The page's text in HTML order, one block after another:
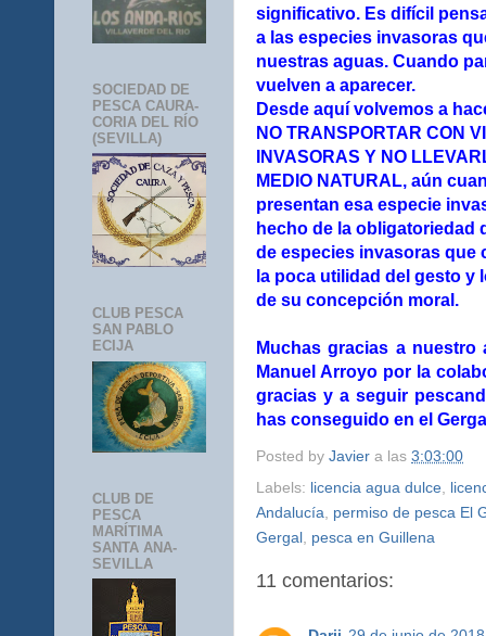
significativo. Es difícil
a las especies invasoras
nuestras aguas. Cuando
vuelven a aparecer.
Desde aquí volvemos a
NO TRANSPORTAR CON
INVASORAS Y NO
MEDIO NATURAL, aún
presentan esa especie
hecho de la obligatoriedad
de especies invasoras que
la poca utilidad del gesto
de su concepción moral.
Muchas gracias a
Manuel Arroyo por la
gracias y a seguir
has conseguido en el
Posted by Javier a las 3:03:00
Labels: licencia agua dulce
Andalucía
permiso de pesca El
Gergal pesca en Guillena
11 comentarios:
SOCIEDAD DE
PESCA CAURA-
CORIA DEL RÍO
(SEVILLA)
CLUB PESCA
SAN PABLO
ECIJA
CLUB DE
PESCA
MARÍTIMA
SANTA ANA-
SEVILLA